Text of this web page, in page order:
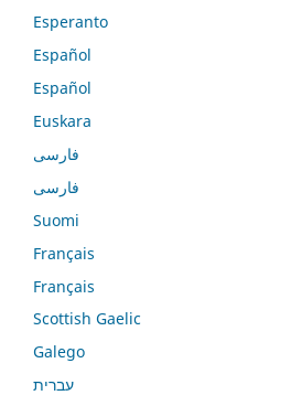
Esperanto
Español
Español
Euskara
فارسی
فارسی
Suomi
Français
Français
Scottish Gaelic
Galego
עברית